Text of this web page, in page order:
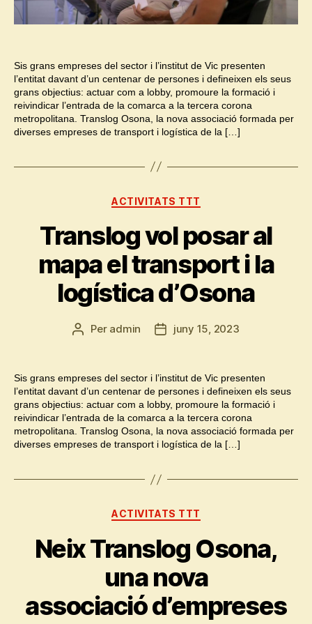
Sis grans empreses del sector i l’institut de Vic presenten
l’entitat davant d’un centenar de persones i defineixen els seus
grans objectius: actuar com a lobby, promoure la formació i
reivindicar l’entrada de la comarca a la tercera corona
metropolitana. Translog Osona, la nova associació formada per
diverses empreses de transport i logística de la […]
Categories
ACTIVITATS TTT
Translog vol posar al
mapa el transport i la
logística d’Osona
Autor
Per admin
Datajuny 15, 2023
Sis grans empreses del sector i l’institut de Vic presenten
l’entitat davant d’un centenar de persones i defineixen els seus
grans objectius: actuar com a lobby, promoure la formació i
reivindicar l’entrada de la comarca a la tercera corona
metropolitana. Translog Osona, la nova associació formada per
diverses empreses de transport i logística de la […]
Categories
ACTIVITATS TTT
Neix Translog Osona,
una nova
associació d’empreses